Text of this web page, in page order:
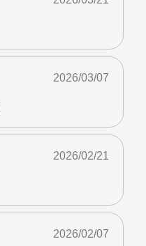
2026/03/07
2026/02/21
2026/02/07